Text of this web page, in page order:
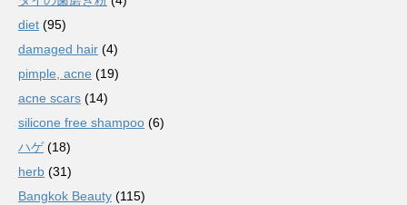
diet (95)
damaged hair (4)
pimple, acne (19)
acne scars (14)
silicone free shampoo (6)
ハゲ(18)
herb (31)
Bangkok Beauty (115)